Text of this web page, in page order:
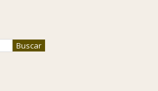
Buscar